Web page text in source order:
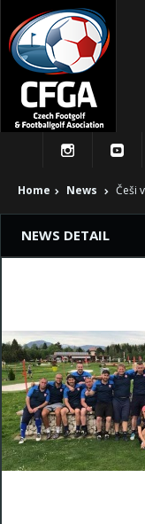
Home News Češi
NEWS DETAIL